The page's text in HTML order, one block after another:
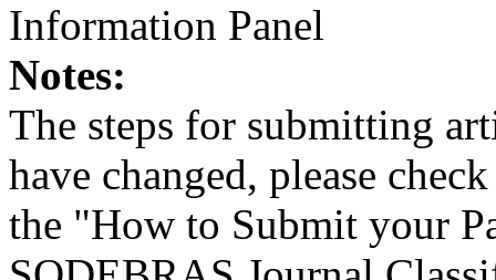
Information Panel
Notes:
The steps for submitting
have changed, please
the "How to Submit your